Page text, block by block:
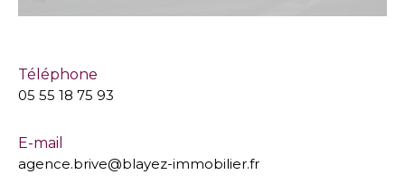
Téléphone
05 55 18 75 93
E-mail
agence.brive@blayez-immobilier.fr